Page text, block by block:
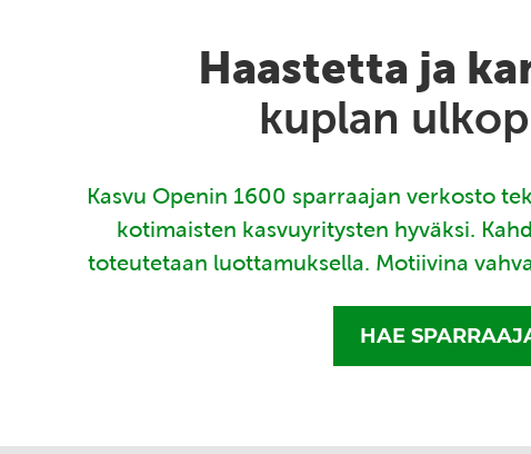
Haastetta ja
kuplan
Kasvu Openin 1600 sparraajan verkosto
kotimaisten kasvuyritysten hyväksi.
toteutetaan luottamuksella. Motiivina
HAE